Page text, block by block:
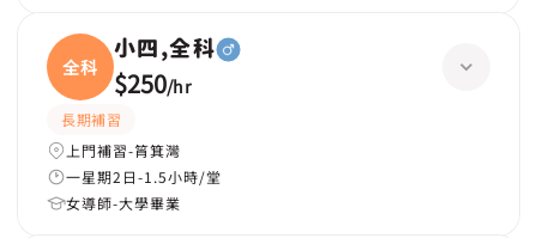
全科
小四,全科
$250/hr
長期補習
上門補習-筲箕灣
一星期2日-1.5小時/堂
女導師-大學畢業